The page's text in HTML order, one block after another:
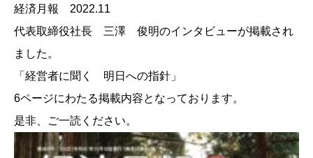
経済月報 2022.11
代表取締役社長 三澤 俊明のインタビューが掲載され
ました。
「経営者に聞く 明日への指針」
6ページにわたる掲載内容となっております。
是非、ご一読ください。